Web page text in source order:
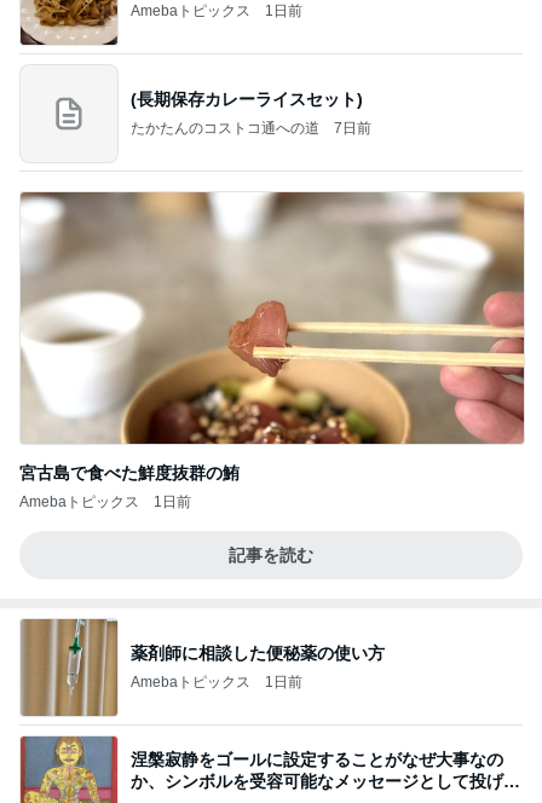
Amebaトピックス 1日前
(長期保存カレーライスセット)
たかたんのコストコ通への道 7日前
宮古島で食べた鮮度抜群の鮪
Amebaトピックス 1日前
記事を読む
薬剤師に相談した便秘薬の使い方
Amebaトピックス 1日前
涅槃寂静をゴールに設定することがなぜ大事なの
か、シンボルを受容可能なメッセージとして投げる